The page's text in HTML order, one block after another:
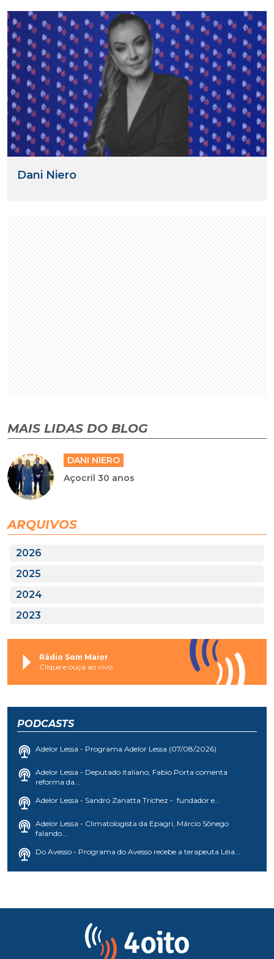
Dani Niero
MAIS LIDAS DO BLOG
DANI NIERO
Açocril 30 anos
ARQUIVOS
2026
2025
2024
2023
Rádio Som Maior
Clique e ouça ao vivo
PODCASTS
Adelor Lessa - Programa Adelor Lessa (07/08/2026)
Adelor Lessa - Deputado italiano, Fabio Porta comenta
reforma da...
Adelor Lessa - Sandro Zanatta Trichez - fundador e...
Adelor Lessa - Climatologista da Epagri, Márcio Sônego
falando...
Do Avesso - Programa do Avesso recebe a terapeuta Léia...